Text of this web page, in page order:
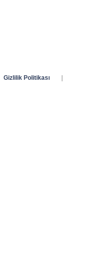
Gizlilik Politikası
|